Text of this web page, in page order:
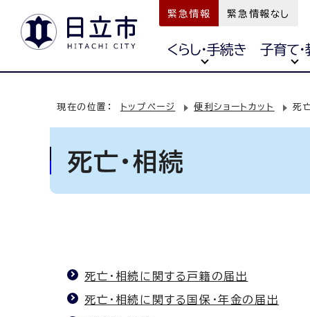
緊急情報 緊急情報なし
くらし・手続き 子育て
現在の位置： トップページ 便利ショートカット 死
死亡・相続
死亡・相続に関する戸籍の届出
死亡・相続に関する国保・年金の届出